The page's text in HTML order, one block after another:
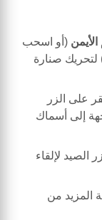
(أو اسحب
لتحريك صنارة
على الزر
إلى أسماك
الصيد لإلقاء
المزيد من